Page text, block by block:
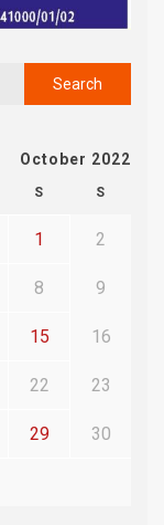
October 2022
S S
1 2
8 9
15 16
22 23
29 30